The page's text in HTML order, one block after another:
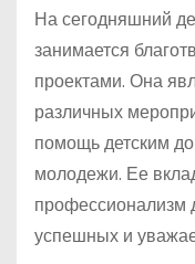
На сегодняшний
занимается
проектами. Она
различных
помощь детским
молодежи. Ее
профессионализм
успешных и